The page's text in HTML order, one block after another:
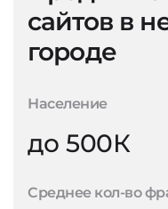
сайтов в
городе
Население
до 500К
Среднее кол-во